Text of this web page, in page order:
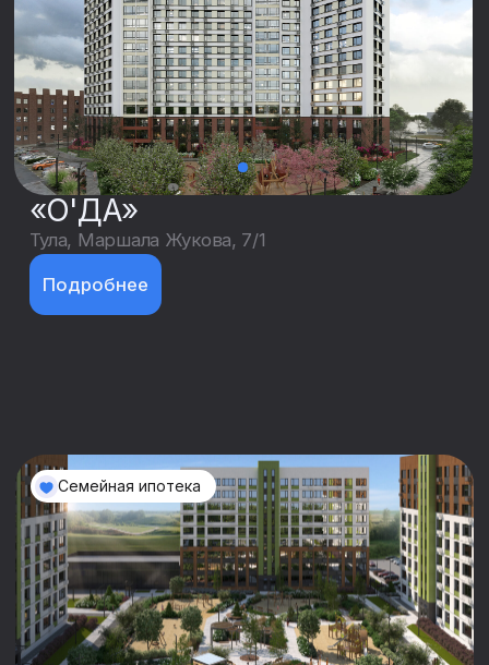
ЖК «Ю» позиция 3
Воронеж, Цимлянская,
2024 — 2027 • от 2,5 млн. ₽
Подробнее
«Александровский Сад»
Воронеж, Акварельная, 10, позиция 2
2021 — 2026 • от 2,9 млн. ₽
Подробнее
Семейная ипотека